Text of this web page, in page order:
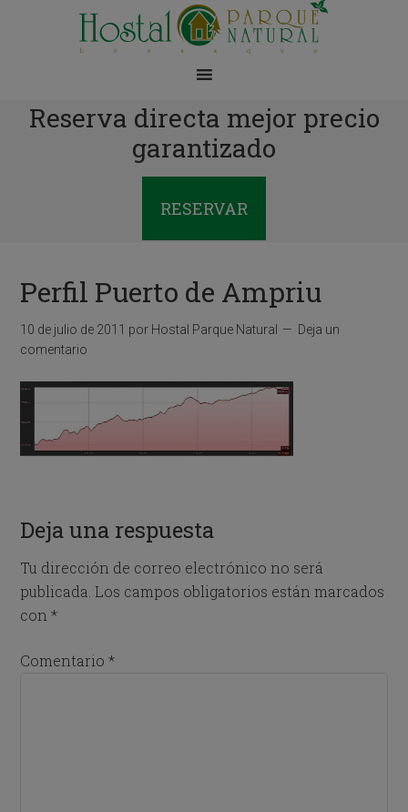
Reserva directa mejor precio
garantizado
RESERVAR
Perfil Puerto de Ampriu
10 de julio de 2011 por Hostal Parque Natural
Deja un
comentario
Deja una respuesta
Tu dirección de correo electrónico no será
publicada. Los campos obligatorios están marcados
con*
Comentario*